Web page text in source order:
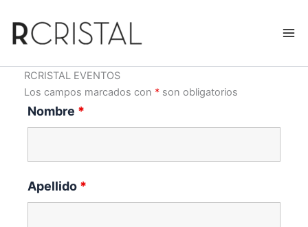
contenido
RCRISTAL EVENTOS
Los campos marcados con * son obligatorios
Nombre *
Apellido *